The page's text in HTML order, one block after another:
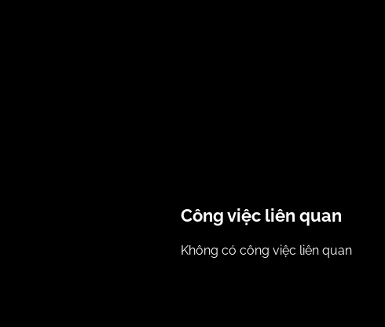
Công việc liên quan
Không có công việc liên quan